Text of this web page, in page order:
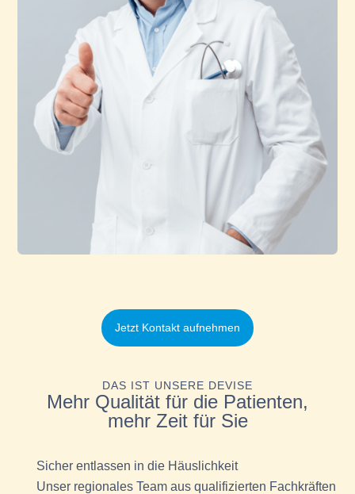
DAS IST UNSERE DEVISE
Mehr Qualität für die Patienten,
mehr Zeit für Sie
Sicher entlassen in die Häuslichkeit
Unser regionales Team aus qualifizierten Fachkräften
Jetzt Kontakt aufnehmen